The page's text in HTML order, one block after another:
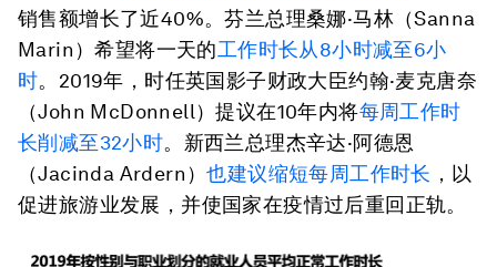
销售额增长了近40%。芬兰总理桑娜·马林（Sanna
Marin）希望将一天的工作时长从8小时减至6小
时。2019年，时任英国影子财政大臣约翰·麦克唐奈
（John McDonnell）提议在10年内将每周工作时
长削减至32小时。新西兰总理杰辛达·阿德恩
（Jacinda Ardern）也建议缩短每周工作时长 ，以
促进旅游业发展，并使国家在疫情过后重回正轨。